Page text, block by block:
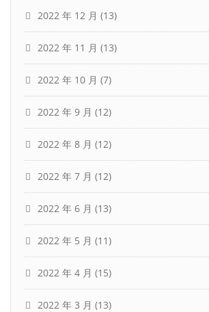
2022 年 12 月 (13)
2022 年 11 月 (13)
2022 年 10 月 (7)
2022 年 9 月 (12)
2022 年 8 月 (12)
2022 年 7 月 (12)
2022 年 6 月 (13)
2022 年 5 月 (11)
2022 年 4 月 (15)
2022 年 3 月 (13)